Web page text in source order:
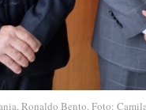
Ronaldo Bento. Foto: